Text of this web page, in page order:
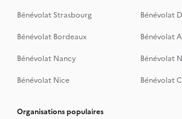
Bénévolat Strasbourg
Bénévolat
Bénévolat Bordeaux
Bénévolat
Bénévolat Nancy
Bénévolat
Bénévolat Nice
Bénévolat
Organisations populaires